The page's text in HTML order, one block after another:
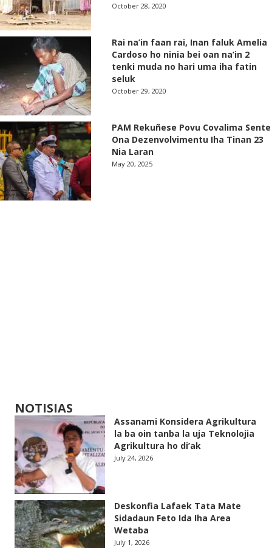
October 28, 2020
Rai na’in faan rai, Inan faluk Amelia
Cardoso ho ninia bei oan na’in 2
tenki muda no hari uma iha fatin
seluk
October 29, 2020
PAM Rekuñese Povu Covalima Sente
Ona Dezenvolvimentu Iha Tinan 23
Nia Laran
May 20, 2025
NOTISIAS
Assanami Konsidera Agrikultura
la ba oin tanba la uja Teknolojia
Agrikultura ho di’ak
July 24, 2026
Deskonfia Lafaek Tata Mate
Sidadaun Feto Ida Iha Area
Wetaba
July 1, 2026